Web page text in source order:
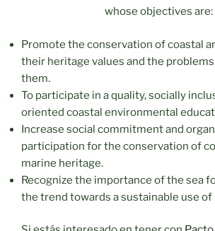
whose objectives are:
Promote the conservation of coastal
their heritage values and the
them.
To participate in a quality, socially
oriented coastal environmental
Increase social commitment and
participation for the conservation of
marine heritage.
Recognize the importance of the sea
the trend towards a sustainable use